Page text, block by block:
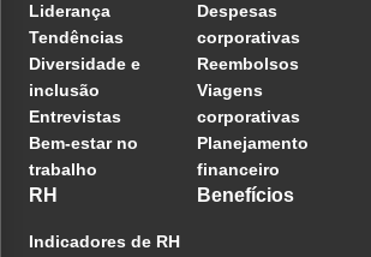
Liderança
Tendências
Diversidade e
inclusão
Entrevistas
Bem-estar no
trabalho
Despesas
corporativas
Reembolsos
Viagens
corporativas
Planejamento
financeiro
RH
Indicadores de RH
Benefícios